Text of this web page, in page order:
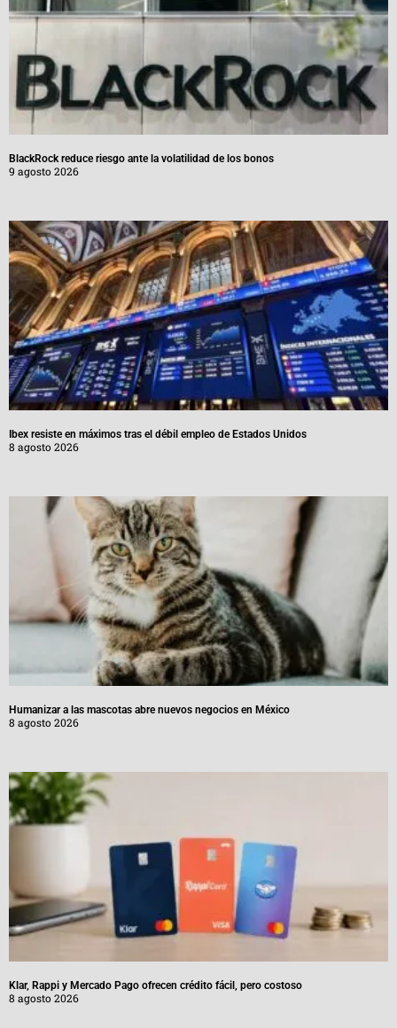
BlackRock reduce riesgo ante la volatilidad de los bonos
9 agosto 2026
Ibex resiste en máximos tras el débil empleo de Estados Unidos
8 agosto 2026
Humanizar a las mascotas abre nuevos negocios en México
8 agosto 2026
Klar, Rappi y Mercado Pago ofrecen crédito fácil, pero costoso
8 agosto 2026